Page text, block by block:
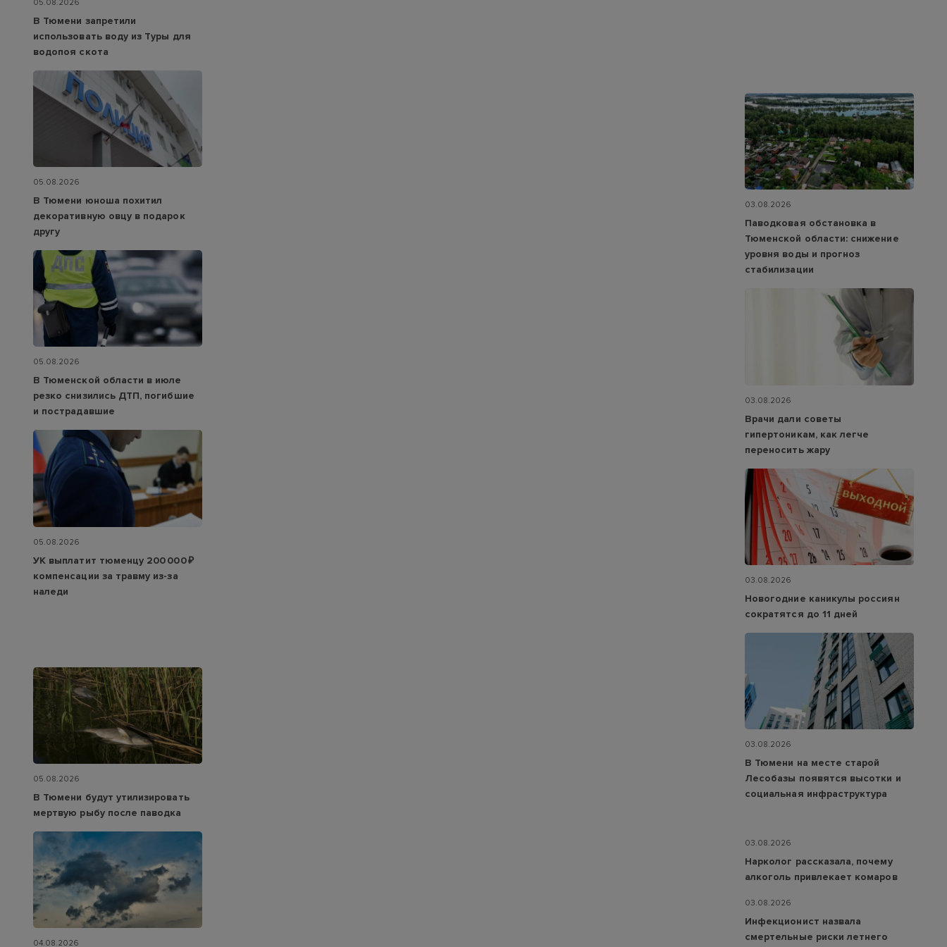
05.08.2026
В Тюмени запретили
использовать воду из Туры для
водопоя скота
05.08.2026
В Тюмени юноша похитил
декоративную овцу в подарок
другу
05.08.2026
В Тюменской области в июле
резко снизились ДТП, погибшие
и пострадавшие
05.08.2026
УК выплатит тюменцу 200 000 ₽
компенсации за травму из-за
наледи
05.08.2026
В Тюмени будут утилизировать
мертвую рыбу после паводка
04.08.2026
03.08.2026
Паводковая обстановка в
Тюменской области: снижение
уровня воды и прогноз
стабилизации
03.08.2026
Врачи дали советы
гипертоникам, как легче
переносить жару
03.08.2026
Новогодние каникулы россиян
сократятся до 11 дней
03.08.2026
В Тюмени на месте старой
Лесобазы появятся высотки и
социальная инфраструктура
03.08.2026
Нарколог рассказала, почему
алкоголь привлекает комаров
03.08.2026
Инфекционист назвала
смертельные риски летнего